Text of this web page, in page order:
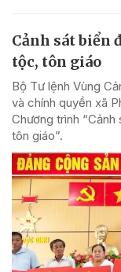
Cảnh sát biển
tộc, tôn giáo
Bộ Tư lệnh Vùng
và chính quyền xã
Chương trình
tôn giáo”.